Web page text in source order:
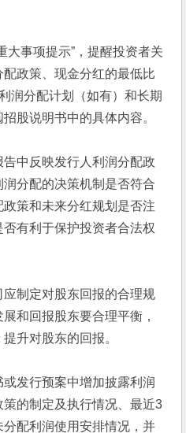
大事项提示”，提醒投资者关
政策、现金分红的最低比
润分配计划（如有）和长期
股说明书中的具体内容。
中反映发行人利润分配政
分配的决策机制是否符合
策和未来分红规划是否注
有利于保护投资者合法权
制定对股东回报的合理规
和回报股东要合理平衡，
升对股东的回报。
或发行预案中增加披露利润
的制定及执行情况、最近3
配利润使用安排情况，并